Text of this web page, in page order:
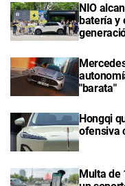
NIO
batería y
"barata"
Hongqi
ofensiva
Multa de